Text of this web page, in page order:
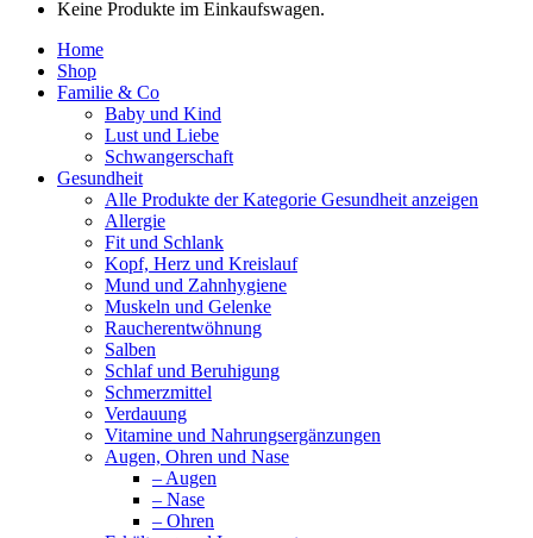
Keine Produkte im Einkaufswagen.
Home
Shop
Familie & Co
Baby und Kind
Lust und Liebe
Schwangerschaft
Gesundheit
Alle Produkte der Kategorie Gesundheit anzeigen
Allergie
Fit und Schlank
Kopf, Herz und Kreislauf
Mund und Zahnhygiene
Muskeln und Gelenke
Raucherentwöhnung
Salben
Schlaf und Beruhigung
Schmerzmittel
Verdauung
Vitamine und Nahrungsergänzungen
Augen, Ohren und Nase
– Augen
– Nase
– Ohren